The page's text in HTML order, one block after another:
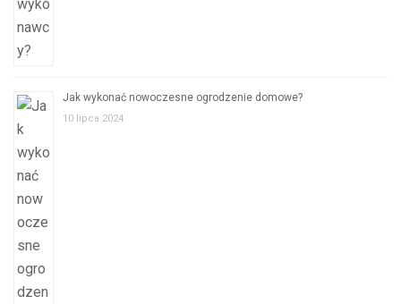
Jak wykonać nowoczesne ogrodzenie domowe?
10 lipca 2024